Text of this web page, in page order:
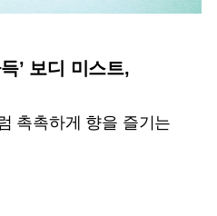
’ 보디 미스트,
촉촉하게 향을 즐기는